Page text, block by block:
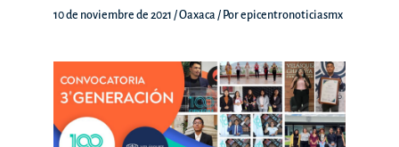
10 de noviembre de 2021 /Oaxaca / Porepicentronoticiasmx